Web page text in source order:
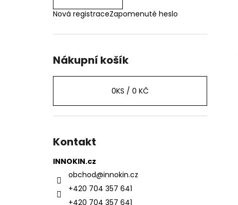
Nová registraceZapomenuté heslo
Nákupní košík
0KS / 0 KČ
Kontakt
INNOKIN.cz
obchod@innokin.cz
+420 704 357 641
+420 704 357 641